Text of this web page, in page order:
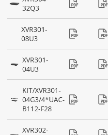
32Q3
XVR301-
08U3
XVR301-
04U3
KIT/XVR301-
04G3/4*UAC-
B112-F28
XVR302-